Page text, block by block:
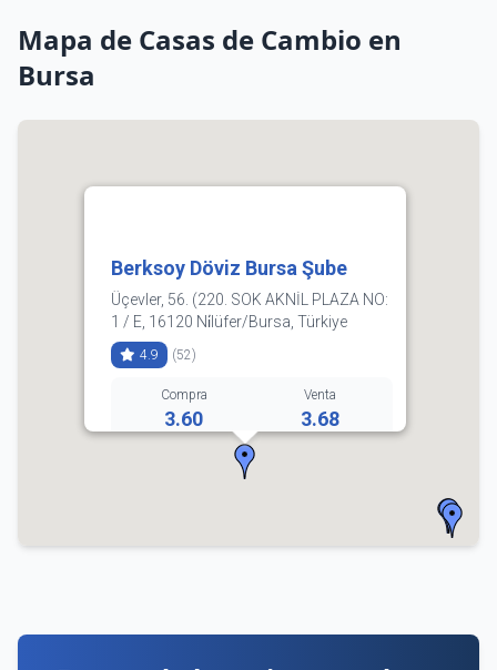
Mapa de Casas de Cambio en
Bursa
Berksoy Döviz Bursa Şube
Üçevler, 56. (220. SOK AKNİL PLAZA NO:
1 / E, 16120 Ni̇lüfer/Bursa, Türkiye
4.9 (52)
Compra
3.60
Venta
3.68
0540 146 16 16